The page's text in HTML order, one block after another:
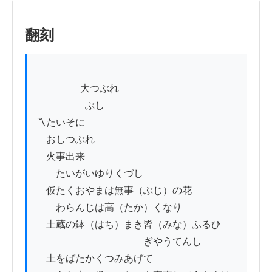
翻刻
ぶし
〽たいそに
おしつぶれ
火事出来
たいがいゆりくづし
仮たくおやまは無事（ぶじ）の花
わらんじは高（たか）くなり
土蔵の鉢（はち）まき皆（みな）ふるひ
ぎやうてんし
土をばたかくつみあげて